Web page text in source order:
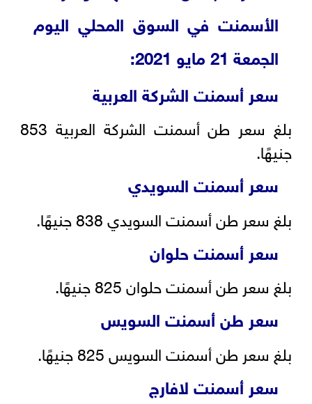
الأسمنت في السوق المحلي اليوم
الجمعة 21 مايو 2021:
سعر أسمنت الشركة العربية
بلغ سعر طن أسمنت الشركة العربية 853
جنيهًا.
سعر أسمنت السويدي
بلغ سعر طن أسمنت السويدي 838 جنيهًا.
سعر أسمنت حلوان
بلغ سعر طن أسمنت حلوان 825 جنيهًا.
سعر طن أسمنت السويس
بلغ سعر طن أسمنت السويس 825 جنيهًا.
سعر أسمنت لافارج